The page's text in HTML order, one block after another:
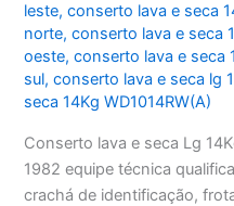
leste,conserto lava e seca
norte,conserto lava e seca
oeste,conserto lava e seca
sul,conserto lava e seca lg
seca 14Kg WD1014RW(A)
Conserto lava e seca Lg
1982 equipe técnica
crachá de identificação,